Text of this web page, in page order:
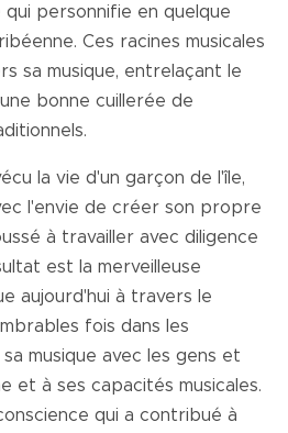
personnifie en quelque
Ces racines musicales
sa musique, entrelaçant le
bonne cuillerée de
la vie d'un garçon de l'île,
l'envie de créer son propre
à travailler avec diligence
est la merveilleuse
aujourd'hui à travers le
fois dans les
musique avec les gens et
et à ses capacités musicales.
qui a contribué à